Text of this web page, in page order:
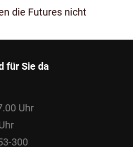
die Futures nicht
für Sie da
Uhr
300